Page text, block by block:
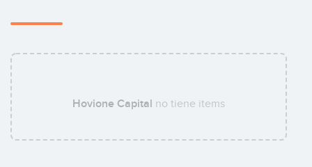
Hovione Capital no tiene items